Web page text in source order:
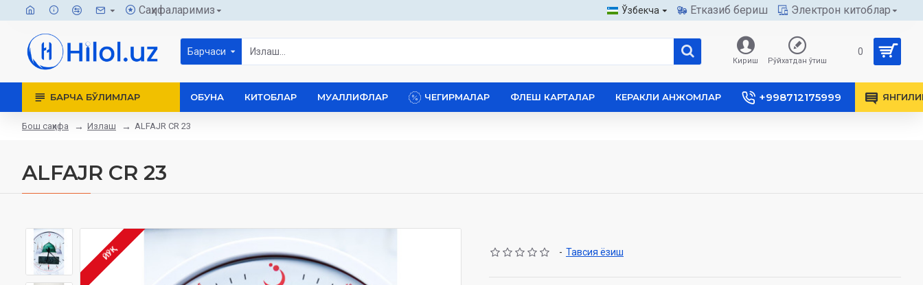
Саҳифаларимиз Ўзбекча Етказиб бериш Электрон китоблар
Барчаси
Кириш Рўйхатдан ўтиш
0
БАРЧА БЎЛИМЛАР ОБУНА КИТОБЛАР МУАЛЛИФЛАР ЧЕГИРМАЛАР ФЛЕШ КАРТАЛАР КЕРАКЛИ АНЖОМЛАР +998712175999
Бош саҳифа Излаш ALFAJR CR 23
ALFAJR CR 23
ЙЎҚ - Тавсия ёзиш